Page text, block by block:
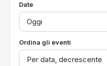
Date
Ordina gli eventi